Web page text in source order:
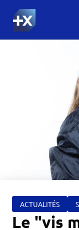
ACTUALITÉS
Le "vis